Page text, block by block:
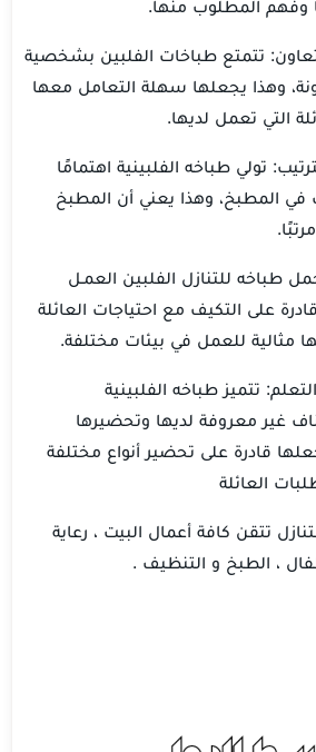
المطلوب منها.
تتمتع طباخات الفلبين بشخصية
وهذا يجعلها سهلة التعامل معها
التي تعمل لديها.
تولي طباخه الفلبينية اهتمامًا
في المطبخ، وهذا يعني أن المطبخ
طباخه للتنازل الفلبين العمـل
على التكيف مع احتياجات العائلة
مثالية للعمل في بيئات مختلفة.
تتميز طباخه الفلبينية
غير معروفة لديها وتحضيرها
قادرة على تحضير أنواع مختلفة
العائلة
تتقن كافة أعمال البيت ، رعاية
، الطبخ و التنظيف .